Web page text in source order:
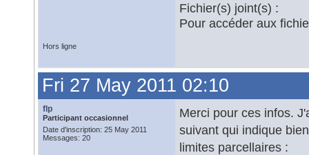
Fichier(s) joint(s) :
Pour accéder aux
Hors ligne
Fri 27 May 2011 02:10
flp
Participant occasionnel
Date d'inscription: 25 May 2011
Messages: 20
Merci pour ces infos.
suivant qui indique
limites parcellaires :